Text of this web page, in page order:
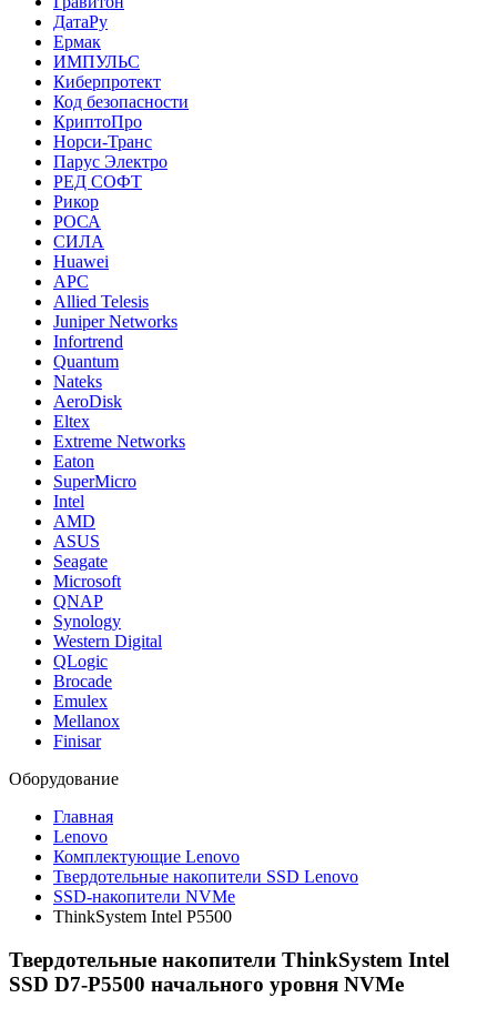
ДатаРу
Ермак
ИМПУЛЬС
Киберпротект
Код безопасности
КриптоПро
Норси-Транс
Парус Электро
РЕД СОФТ
Рикор
РОСА
СИЛА
Huawei
APC
Allied Telesis
Juniper Networks
Infortrend
Quantum
Nateks
AeroDisk
Eltex
Extreme Networks
Eaton
SuperMicro
Intel
AMD
ASUS
Seagate
Microsoft
QNAP
Synology
Western Digital
QLogic
Brocade
Emulex
Mellanox
Finisar
Оборудование
Главная
Lenovo
Комплектующие Lenovo
Твердотельные накопители SSD Lenovo
SSD-накопители NVMe
ThinkSystem Intel P5500
Твердотельные накопители ThinkSystem Intel
SSD D7-P5500 начального уровня NVMe